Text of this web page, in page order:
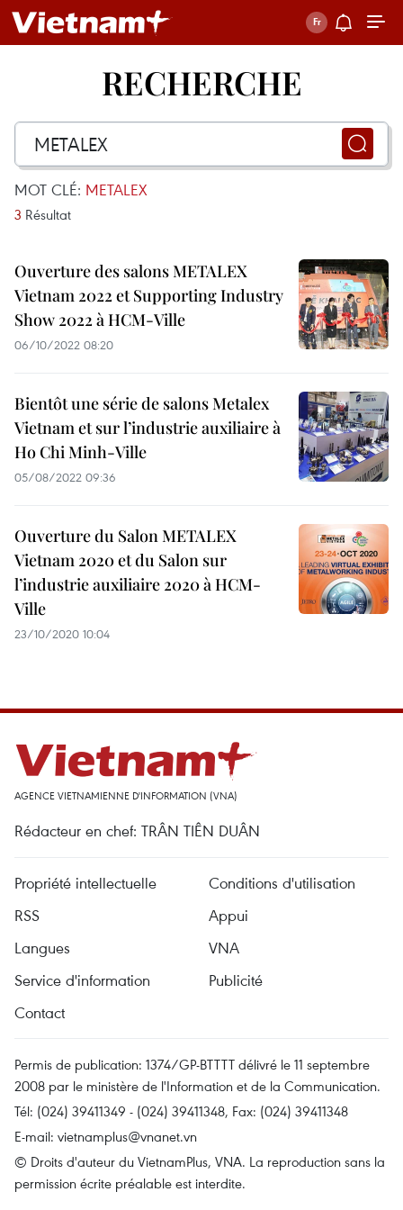
RECHERCHE
MOT CLÉ: METALEX
3 Résultat
Ouverture des salons METALEX
Vietnam 2022 et Supporting Industry
Show 2022 à HCM-Ville
06/10/2022 08:20
Bientôt une série de salons Metalex
Vietnam et sur l’industrie auxiliaire à
Ho Chi Minh-Ville
05/08/2022 09:36
Ouverture du Salon METALEX
Vietnam 2020 et du Salon sur
l’industrie auxiliaire 2020 à HCM-
Ville
23/10/2020 10:04
AGENCE VIETNAMIENNE D'INFORMATION (VNA)
Rédacteur en chef: TRÂN TIÊN DUÂN
Propriété intellectuelle
Conditions d'utilisation
RSS
Appui
Langues
VNA
Service d'information
Publicité
Contact
Permis de publication: 1374/GP-BTTTT délivré le 11 septembre
2008 par le ministère de l'Information et de la Communication.
Tél: (024) 39411349 - (024) 39411348, Fax: (024) 39411348
E-mail: vietnamplus@vnanet.vn
© Droits d'auteur du VietnamPlus, VNA. La reproduction sans la
permission écrite préalable est interdite.